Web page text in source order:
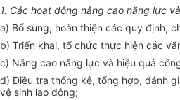
1. Các hoạt động nâng cao năng lực
a) Bổ sung, hoàn thiện các quy định,
b) Triển khai, tổ chức thực hiện các
c) Nâng cao năng lực và hiệu quả
d) Điều tra thống kê, tổng hợp, đánh
vệ sinh lao động;